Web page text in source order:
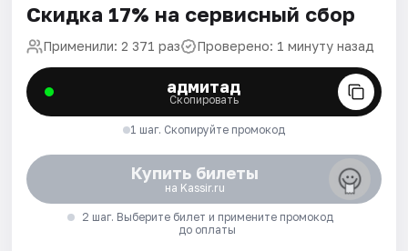
Скидка 17% на сервисный сбор
Применили: 2 371 раз Проверено: 1 минуту назад
адмитад
Скопировать
1 шаг. Скопируйте промокод
Купить билеты
на Kassir.ru
2 шаг. Выберите билет и примените промокод
до оплаты